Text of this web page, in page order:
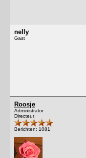
nelly
Gast
Roosje
Administrator
Directeur
Berichten: 1081